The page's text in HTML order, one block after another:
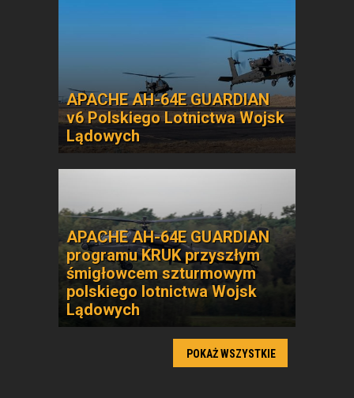
APACHE AH-64E GUARDIAN
v6 Polskiego Lotnictwa Wojsk
Lądowych
APACHE AH-64E GUARDIAN
programu KRUK przyszłym
śmigłowcem szturmowym
polskiego lotnictwa Wojsk
Lądowych
POKAŻ WSZYSTKIE